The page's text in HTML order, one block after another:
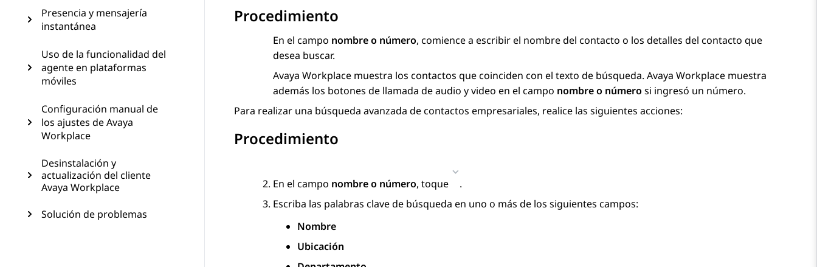
Presencia y mensajería
instantánea
Uso de la funcionalidad del
agente en plataformas
móviles
Configuración manual de
los ajustes de Avaya
Workplace
Desinstalación y
actualización del cliente
Avaya Workplace
Solución de problemas
Procedimiento
En el campo nombre o número, comience a escribir el nombre del contacto o los detalles del contacto que
desea buscar.
Avaya Workplace muestra los contactos que coinciden con el texto de búsqueda. Avaya Workplace muestra
además los botones de llamada de audio y video en el campo nombre o número si ingresó un número.
Para realizar una búsqueda avanzada de contactos empresariales, realice las siguientes acciones:
Procedimiento
En el campo nombre o número, toque
.
Escriba las palabras clave de búsqueda en uno o más de los siguientes campos:
Nombre
Ubicación